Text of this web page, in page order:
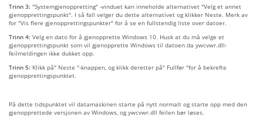
Trinn 3: "Systemgjenoppretting" -vinduet kan inneholde alternativet "Velg et annet
gjenopprettingspunkt". I så fall velger du dette alternativet og klikker Neste. Merk av
for "Vis flere gjenopprettingspunkter" for å se en fullstendig liste over datoer.
Trinn 4: Velg en dato for å gjenopprette Windows 10. Husk at du må velge et
gjenopprettingspunkt som vil gjenopprette Windows til datoen da ywcvwr.dll-
feilmeldingen ikke dukket opp.
Trinn 5: Klikk på" Neste "-knappen, og klikk deretter på" Fullfør "for å bekrefte
gjenopprettingspunktet.
På dette tidspunktet vil datamaskinen starte på nytt normalt og starte opp med den
gjenopprettede versjonen av Windows, og ywcvwr.dll feilen bør løses.